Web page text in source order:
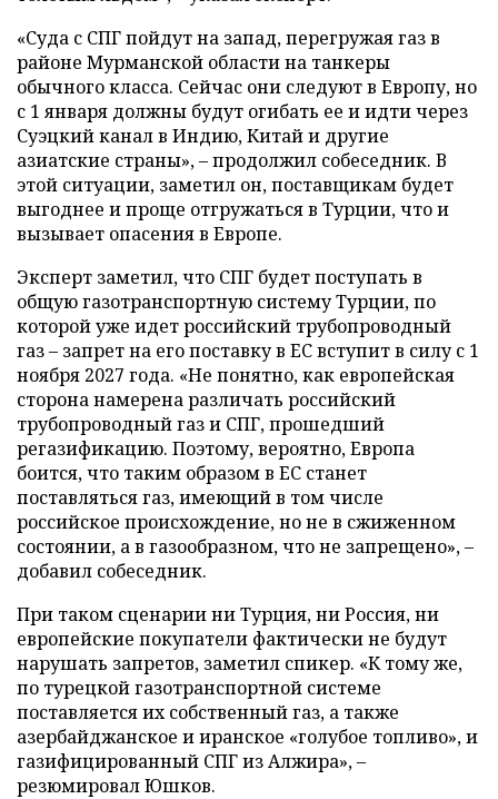
«Суда с СПГ пойдут на запад, перегружая газ в
районе Мурманской области на танкеры
обычного класса. Сейчас они следуют в Европу, но
с 1 января должны будут огибать ее и идти через
Суэцкий канал в Индию, Китай и другие
азиатские страны», – продолжил собеседник. В
этой ситуации, заметил он, поставщикам будет
выгоднее и проще отгружаться в Турции, что и
вызывает опасения в Европе.
Эксперт заметил, что СПГ будет поступать в
общую газотранспортную систему Турции, по
которой уже идет российский трубопроводный
газ – запрет на его поставку в ЕС вступит в силу с 1
ноября 2027 года. «Не понятно, как европейская
сторона намерена различать российский
трубопроводный газ и СПГ, прошедший
регазификацию. Поэтому, вероятно, Европа
боится, что таким образом в ЕС станет
поставляться газ, имеющий в том числе
российское происхождение, но не в сжиженном
состоянии, а в газообразном, что не запрещено», –
добавил собеседник.
При таком сценарии ни Турция, ни Россия, ни
европейские покупатели фактически не будут
нарушать запретов, заметил спикер. «К тому же,
по турецкой газотранспортной системе
поставляется их собственный газ, а также
азербайджанское и иранское «голубое топливо», и
газифицированный СПГ из Алжира», –
резюмировал Юшков.